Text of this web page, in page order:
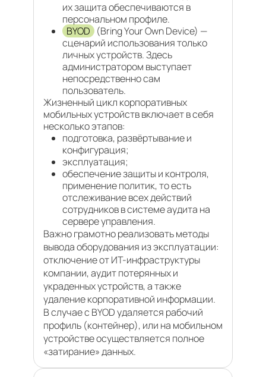
их защита обеспечиваются в
персональном профиле.
BYOD (Bring Your Own Device) —
сценарий использования только
личных устройств. Здесь
администратором выступает
непосредственно сам
пользователь.
Жизненный цикл корпоративных
мобильных устройств включает в себя
несколько этапов:
подготовка, развёртывание и
конфигурация;
эксплуатация;
обеспечение защиты и контроля,
применение политик, то есть
отслеживание всех действий
сотрудников в системе аудита на
сервере управления.
Важно грамотно реализовать методы
вывода оборудования из эксплуатации:
отключение от ИТ-инфраструктуры
компании, аудит потерянных и
украденных устройств, а также
удаление корпоративной информации.
В случае с BYOD удаляется рабочий
профиль (контейнер), или на мобильном
устройстве осуществляется полное
«затирание» данных.